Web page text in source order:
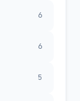
6
6
5